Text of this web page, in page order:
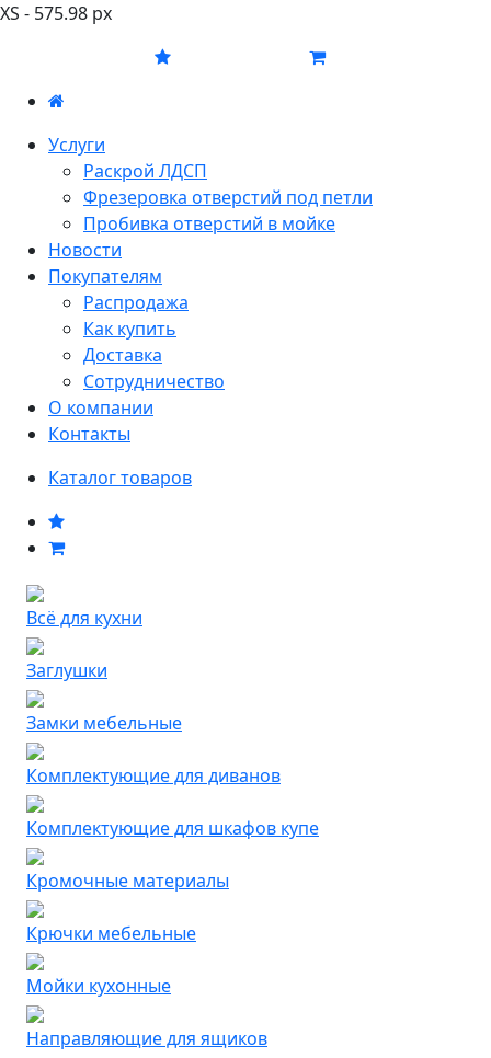
XS - 575.98 px
Услуги
Раскрой ЛДСП
Фрезеровка отверстий под петли
Пробивка отверстий в мойке
Новости
Покупателям
Распродажа
Как купить
Доставка
Сотрудничество
О компании
Контакты
Каталог товаров
Всё для кухни
Заглушки
Замки мебельные
Комплектующие для диванов
Комплектующие для шкафов купе
Кромочные материалы
Крючки мебельные
Мойки кухонные
Направляющие для ящиков